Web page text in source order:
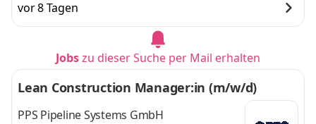
vor 8 Tagen
Jobszu dieser Suche per Mail erhalten
Lean Construction Manager:in (m/w/d)
PPS Pipeline Systems GmbH